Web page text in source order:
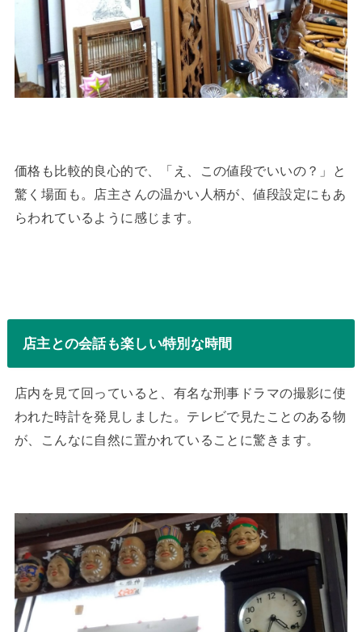
価格も比較的良心的で、「え、この値段でいいの？」と
驚く場面も。店主さんの温かい人柄が、値段設定にもあ
らわれているように感じます。
店主との会話も楽しい特別な時間
店内を見て回っていると、有名な刑事ドラマの撮影に使
われた時計を発見しました。テレビで見たことのある物
が、こんなに自然に置かれていることに驚きます。